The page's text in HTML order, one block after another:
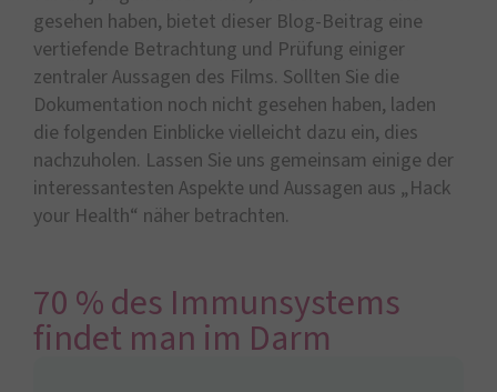
gesehen haben, bietet dieser Blog-Beitrag eine
vertiefende Betrachtung und Prüfung einiger
zentraler Aussagen des Films. Sollten Sie die
Dokumentation noch nicht gesehen haben, laden
die folgenden Einblicke vielleicht dazu ein, dies
nachzuholen. Lassen Sie uns gemeinsam einige der
interessantesten Aspekte und Aussagen aus „Hack
your Health“ näher betrachten.
70 % des Immunsystems
findet man im Darm